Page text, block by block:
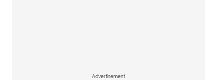
Advertisement